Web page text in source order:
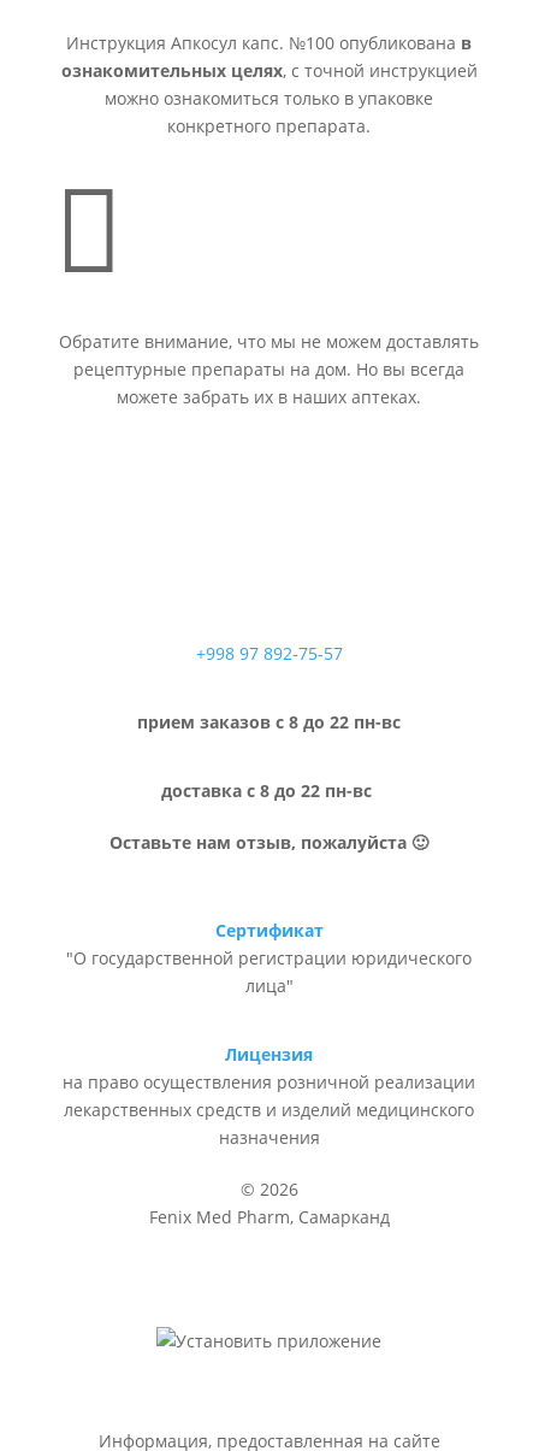
Инструкция Апкосул капс. №100 опубликована в
ознакомительных целях, с точной инструкцией
можно ознакомиться только в упаковке
конкретного препарата.

Обратите внимание, что мы не можем доставлять
рецептурные препараты на дом. Но вы всегда
можете забрать их в наших аптеках.
+998 97 892-75-57
прием заказов с 8 до 22 пн-вс
доставка с 8 до 22 пн-вс
Оставьте нам отзыв, пожалуйста 🙂
Сертификат
"О государственной регистрации юридического
лица"
Лицензия
на право осуществления розничной реализации
лекарственных средств и изделий медицинского
назначения
© 2026
Fenix Med Pharm, Самарканд
Информация, предоставленная на сайте